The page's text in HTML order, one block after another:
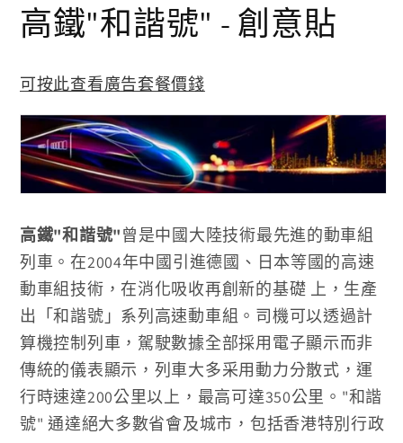
動
視
中
開
媒
體
檔
案
高鐵"和諧號" - 創意貼
可按此查看廣告套餐價錢
高鐵"和諧號"曾是中國大陸技術最先進的動車組
列車。在2004年中國引進德國、日本等國的高速
動車組技術，在消化吸收再創新的基礎 上，生產
出「和諧號」系列高速動車組。司機可以透過計
算機控制列車，駕駛數據全部採用電子顯示而非
傳統的儀表顯示，列車大多采用動力分散式，運
行時速達200公里以上，最高可達350公里。"和諧
號" 通達絕大多數省會及城市，包括香港特別行政